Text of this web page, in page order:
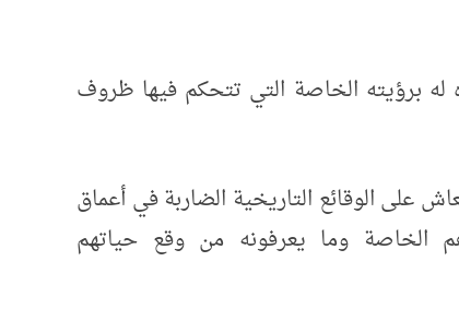
له برؤيته الخاصة التي تتحكم فيها ظروف
على الوقائع التاريخية الضاربة في أعماق
الخاصة وما يعرفونه من وقع حياتهم